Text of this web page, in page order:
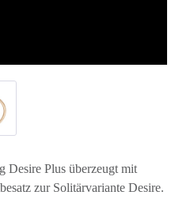
Desire Plus überzeugt mit
zur Solitärvariante Desire.